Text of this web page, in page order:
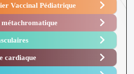
Vaccinal Pédiatrique
cardiaque